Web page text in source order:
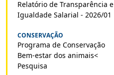
Relatório de Transparência e
Igualdade Salarial - 2026/01
CONSERVAÇÃO
Programa de Conservação
Bem-estar dos animais<
Pesquisa